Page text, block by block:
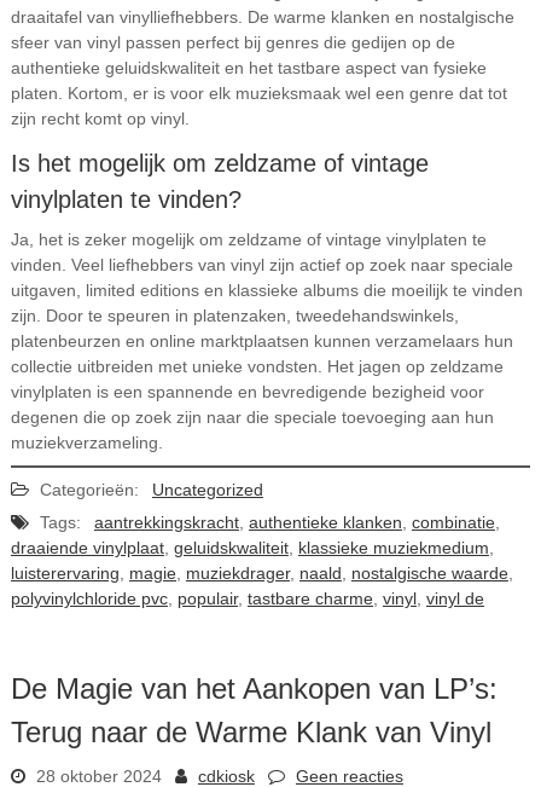
draaitafel van vinylliefhebbers. De warme klanken en nostalgische
sfeer van vinyl passen perfect bij genres die gedijen op de
authentieke geluidskwaliteit en het tastbare aspect van fysieke
platen. Kortom, er is voor elk muzieksmaak wel een genre dat tot
zijn recht komt op vinyl.
Is het mogelijk om zeldzame of vintage
vinylplaten te vinden?
Ja, het is zeker mogelijk om zeldzame of vintage vinylplaten te
vinden. Veel liefhebbers van vinyl zijn actief op zoek naar speciale
uitgaven, limited editions en klassieke albums die moeilijk te vinden
zijn. Door te speuren in platenzaken, tweedehandswinkels,
platenbeurzen en online marktplaatsen kunnen verzamelaars hun
collectie uitbreiden met unieke vondsten. Het jagen op zeldzame
vinylplaten is een spannende en bevredigende bezigheid voor
degenen die op zoek zijn naar die speciale toevoeging aan hun
muziekverzameling.
Categorieën:
Uncategorized
Tags:
aantrekkingskracht, authentieke klanken combinatie,
draaiende vinylplaat, geluidskwaliteit, klassieke muziekmedium
luisterervaring
magie, muziekdrager, naald nostalgische waarde,
polyvinylchloride pvc, populair, tastbare charme, vinyl, vinyl de
De Magie van het Aankopen van LP’s:
Terug naar de Warme Klank van Vinyl
28 oktober 2024 cdkiosk Geen reacties